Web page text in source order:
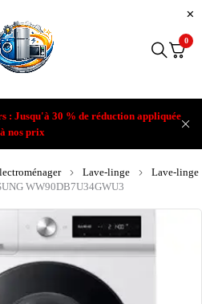
: Jusqu'à 30 % de réduction appliquée
à nos prix
0
Lave-linge
Lave-linge
WW90DB7U34GWU3